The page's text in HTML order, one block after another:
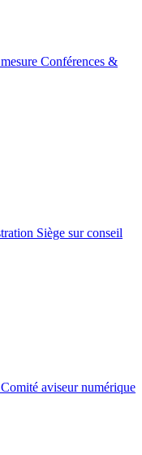
Conférences &
Siège sur conseil
Comité aviseur numérique